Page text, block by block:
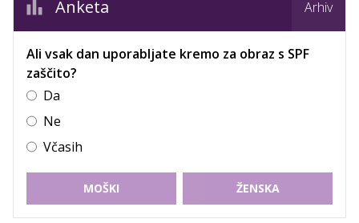
Anketa Arhiv
Ali vsak dan uporabljate kremo za obraz s SPF
zaščito?
Da
Ne
Včasih
MOŠKI ŽENSKA